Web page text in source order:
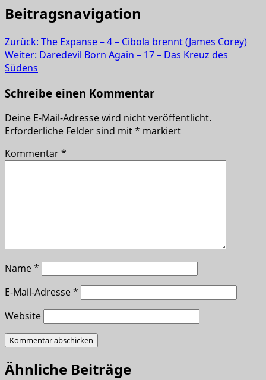
Beitragsnavigation
Zurück: The Expanse – 4 – Cibola brennt (James Corey)
Weiter: Daredevil Born Again – 17 – Das Kreuz des
Südens
Schreibe einen Kommentar
Deine E-Mail-Adresse wird nicht veröffentlicht.
Erforderliche Felder sind mit* markiert
Kommentar*
Name*
E-Mail-Adresse*
Website
Ähnliche Beiträge